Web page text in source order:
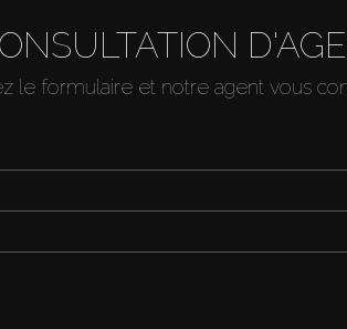
le formulaire et notre agent vous